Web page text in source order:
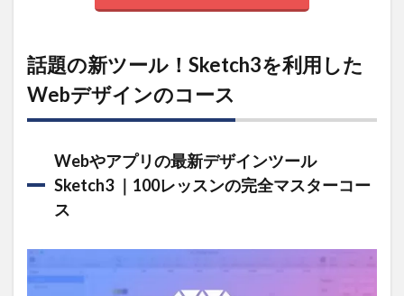
話題の新ツール！Sketch3を利用した
Webデザインのコース
Webやアプリの最新デザインツール
Sketch3 ｜100レッスンの完全マスターコー
ス